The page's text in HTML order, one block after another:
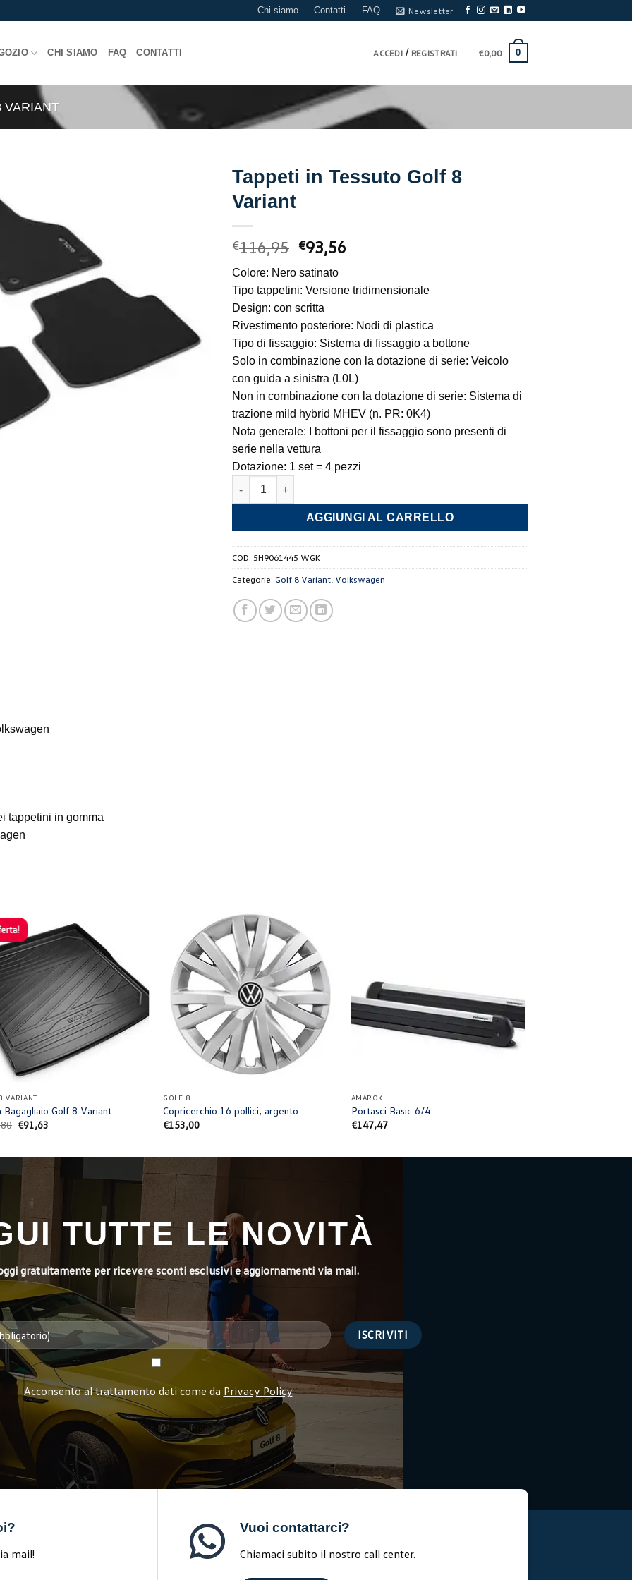
Chi siamo Contatti FAQ Newsletter
CHI SIAMO FAQ CONTATTI ACCEDI/ REGISTRATI €0,00 0
VARIANT
Tappeti in Tessuto Golf 8
Variant
€116,95 Il
prezzo
originale
era:
€116,95.
€93,56
è:
Colore: Nero satinato
Tipo tappetini: Versione tridimensionale
Design: con scritta
Rivestimento posteriore: Nodi di plastica
Tipo di fissaggio: Sistema di fissaggio a bottone
Solo in combinazione con la dotazione di serie: Veicolo
con guida a sinistra (L0L)
Non in combinazione con la dotazione di serie: Sistema di
trazione mild hybrid MHEV (n. PR: 0K4)
Nota generale: I bottoni per il fissaggio sono presenti di
serie nella vettura
Dotazione: 1 set = 4 pezzi
Tappeti in Tessuto Golf 8 Variant quantità
AGGIUNGI AL CARRELLO
COD: 5H9061445 WGK
Categorie: Golf 8 Variant Volkswagen
tappetini in gomma
VARIANT
Bagagliaio Golf 8 Variant
Il
prezzo
€91,63
GOLF 8
Copricerchio 16 pollici, argento
€153,00
AMAROK
Portasci Basic 6/4
€147,47
TUTTE LE NOVITÀ
gratuitamente per ricevere sconti esclusivi e aggiornamenti via mail.
Acconsento al trattamento dati come da Privacy Policy
mail!
Vuoi contattarci?
Chiamaci subito il nostro call center.